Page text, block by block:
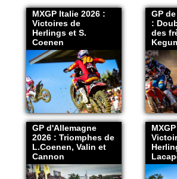
MXGP Italie 2026 :
Victoires de
Herlings et S.
Coenen
GP
:
des
GP d'Allemagne
2026 : Triomphes de
L.Coenen, Valin et
Cannon